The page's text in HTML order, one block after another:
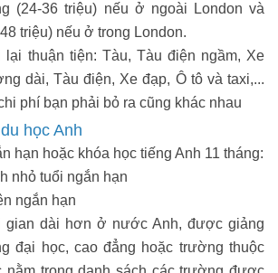
(24-36 triệu) nếu ở ngoài London và
triệu) nếu ở trong London.
thuận tiện: Tàu, Tàu điện ngầm, Xe
dài, Tàu điện, Xe đạp, Ô tô và taxi,...
phí bạn phải bỏ ra cũng khác nhau
học Anh
hạn hoặc khóa học tiếng Anh 11 tháng:
nhỏ tuổi ngắn hạn
ngắn hạn
gian dài hơn ở nước Anh, được giảng
đại học, cao đẳng hoặc trường thuộc